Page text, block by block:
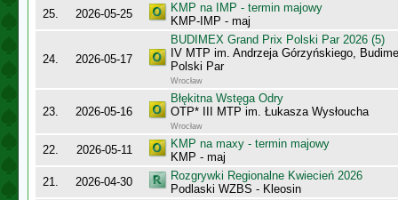
25.
2026-05-25
KMP na IMP - termin majowy
KMP-IMP - maj
24. 2026-05-17
BUDIMEX Grand Prix Polski Par 2026 (5)
IV MTP im. Andrzeja Górzyńskiego,
Polski Par
Wrocław
23. 2026-05-16
Błękitna Wstęga Odry
OTP* III MTP im. Łukasza Wysłoucha
Wrocław
22. 2026-05-11
KMP na maxy - termin majowy
KMP - maj
21.
2026-04-30
Rozgrywki Regionalne Kwiecień 2026
Podlaski WZBS - Kleosin